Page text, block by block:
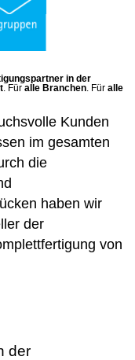
in der
. Füralle Branchen . Füralle
Kunden
im gesamten
die
haben wir
der
von
der